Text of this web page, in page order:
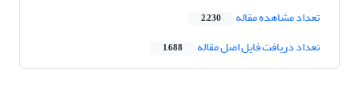
تعداد مشاهده مقاله 2,230
تعداد دریافت فایل اصل مقاله 1,688